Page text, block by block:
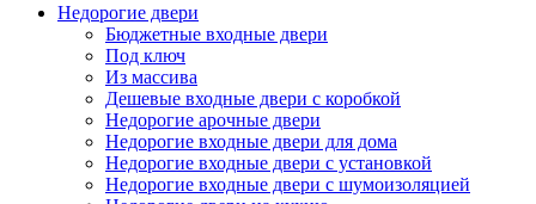
Недорогие двери
Бюджетные входные двери
Под ключ
Из массива
Дешевые входные двери с коробкой
Недорогие арочные двери
Недорогие входные двери для дома
Недорогие входные двери с установкой
Недорогие входные двери с шумоизоляцией